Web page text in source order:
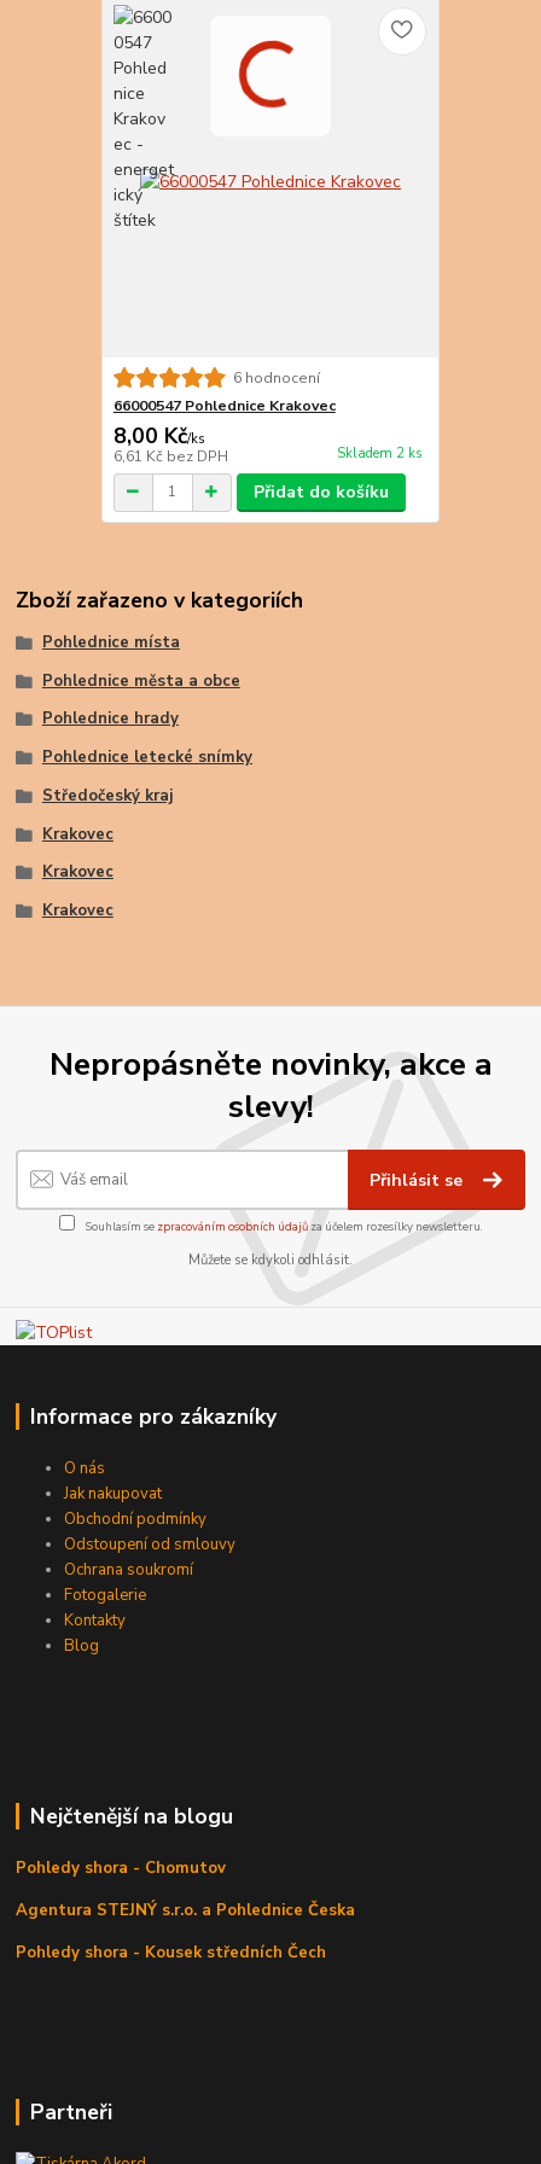
6 hodnocení
66000547 Pohlednice Krakovec
8,00 Kč/ks
6,61 Kč bez DPH Skladem 2 ks
Přidat do košíku
Zboží zařazeno v kategoriích
Pohlednice místa
Pohlednice města a obce
Pohlednice hrady
Pohlednice letecké snímky
Středočeský kraj
Krakovec
Krakovec
Krakovec
Nepropásněte novinky, akce a
slevy!
Přihlásit se
Souhlasím se zpracováním osobních údajůza účelem rozesílky newsletteru.
Můžete se kdykoli odhlásit.
Informace pro zákazníky
O nás
Jak nakupovat
Obchodní podmínky
Odstoupení od smlouvy
Ochrana soukromí
Fotogalerie
Kontakty
Blog
Nejčtenější na blogu
Pohledy shora - Chomutov
Agentura STEJNÝ s.r.o. a Pohlednice Česka
Pohledy shora - Kousek středních Čech
Partneři